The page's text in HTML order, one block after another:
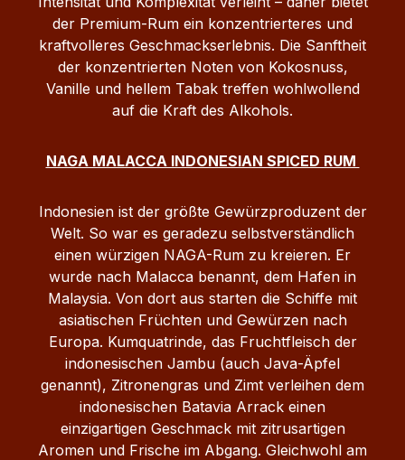
der Premium-Rum ein konzentrierteres und
kraftvolleres Geschmackserlebnis. Die Sanftheit
der konzentrierten Noten von Kokosnuss,
Vanille und hellem Tabak treffen wohlwollend
auf die Kraft des Alkohols.
NAGA MALACCA INDONESIAN SPICED RUM
Indonesien ist der größte Gewürzproduzent der
Welt. So war es geradezu selbstverständlich
einen würzigen NAGA-Rum zu kreieren. Er
wurde nach Malacca benannt, dem Hafen in
Malaysia. Von dort aus starten die Schiffe mit
asiatischen Früchten und Gewürzen nach
Europa. Kumquatrinde, das Fruchtfleisch der
indonesischen Jambu (auch Java-Äpfel
genannt), Zitronengras und Zimt verleihen dem
indonesischen Batavia Arrack einen
einzigartigen Geschmack mit zitrusartigen
Aromen und Frische im Abgang. Gleichwohl am